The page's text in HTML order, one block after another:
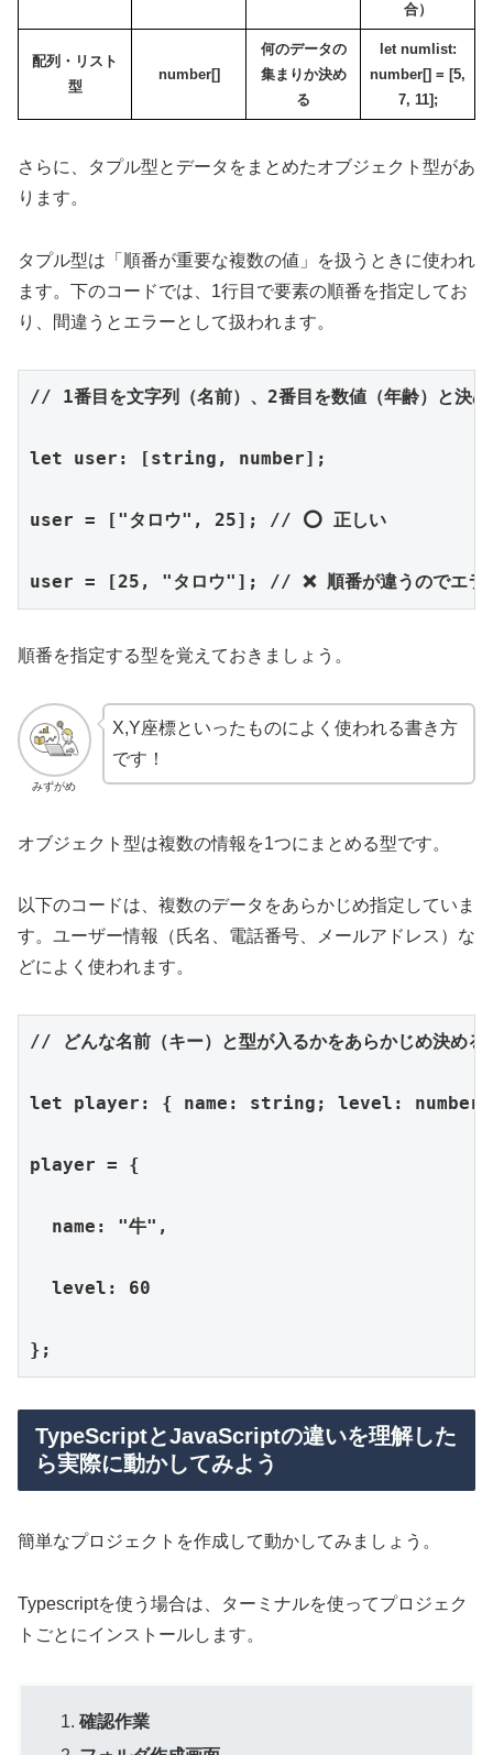
合）
配列・リスト
型
number[]
何のデータの
集まりか決め
る
let numlist:
number[] = [5,
7, 11];
さらに、タプル型とデータをまとめたオブジェクト型があ
ります。
タプル型は「順番が重要な複数の値」を扱うときに使われ
ます。下のコードでは、1行目で要素の順番を指定してお
り、間違うとエラーとして扱われます。
// 1番目を文字列（名前）、2番目を数値（年齢）と決め
let user: [string, number];
user = ["タロウ", 25]; // ⭕ 正しい
user = [25, "タロウ"]; // ❌ 順番が違うのでエラー
順番を指定する型を覚えておきましょう。
みずがめ
X,Y座標といったものによく使われる書き方
です！
オブジェクト型は複数の情報を1つにまとめる型です。
以下のコードは、複数のデータをあらかじめ指定していま
す。ユーザー情報（氏名、電話番号、メールアドレス）な
どによく使われます。
// どんな名前（キー）と型が入るかをあらかじめ決める
let player: { name: string; level:
player = {
name: "牛",
level: 60
};
TypeScriptとJavaScriptの違いを理解した
ら実際に動かしてみよう
簡単なプロジェクトを作成して動かしてみましょう。
Typescriptを使う場合は、ターミナルを使ってプロジェク
トごとにインストールします。
確認作業